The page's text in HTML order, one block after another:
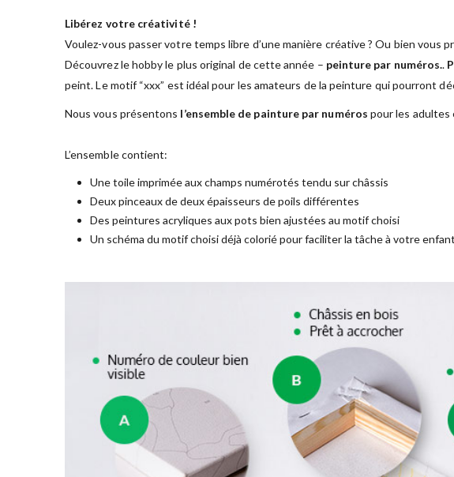
Libérez votre créativité !
Voulez-vous passer votre temps libre d’une manière créative ? Ou bien
Découvrez le hobby le plus original de cette année – peinture par numéros..
peint. Le motif “xxx” est idéal pour les amateurs de la peinture qui pourront
Nous vous présentons l’ensemble de painture par numéros pour les adultes
L’ensemble contient:
Une toile imprimée aux champs numérotés tendu sur châssis
Deux pinceaux de deux épaisseurs de poils différentes
Des peintures acryliques aux pots bien ajustées au motif choisi
Un schéma du motif choisi déjà colorié pour faciliter la tâche à votre enfant